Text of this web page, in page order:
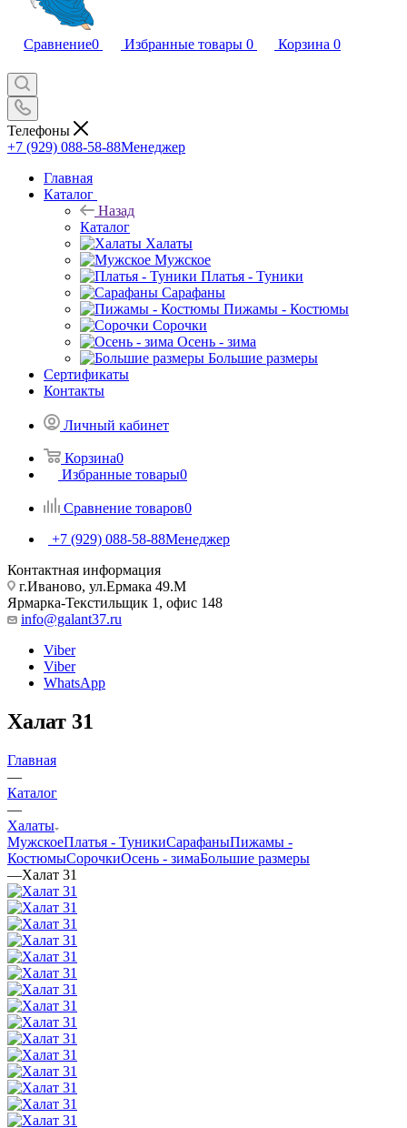
Сравнение0 Избранные товары 0 Корзина 0
Телефоны
+7 (929) 088-58-88Менеджер
Главная
Каталог
Назад
Каталог
Халаты
Мужское
Платья - Туники
Сарафаны
Пижамы - Костюмы
Сорочки
Oсень - зима
Большие размеры
Сертификаты
Контакты
Личный кабинет
Корзина0
Избранные товары0
Сравнение товаров0
+7 (929) 088-58-88Менеджер
Контактная информация
г.Иваново, ул.Ермака 49.M
Ярмарка-Текстильщик 1, офис 148
info@galant37.ru
Viber
Viber
WhatsApp
Халат 31
Главная
—
Каталог
—
Халаты
МужскоеПлатья - ТуникиСарафаныПижамы -
КостюмыСорочкиOсень - зимаБольшие размеры
—Халат 31